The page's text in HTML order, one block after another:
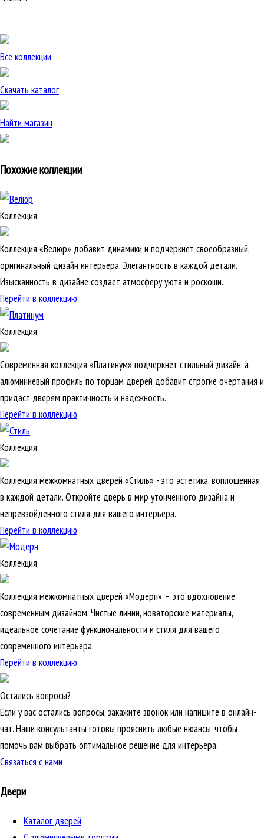
Все коллекции
Скачать каталог
Найти магазин
Похожие коллекции
Коллекция
Коллекция «Велюр» добавит динамики и подчеркнет своеобразный,
оригинальный дизайн интерьера. Элегантность в каждой детали.
Изысканность в дизайне создает атмосферу уюта и роскоши.
Перейти в коллекцию
Коллекция
Современная коллекция «Платинум» подчеркнет стильный дизайн, а
алюминиевый профиль по торцам дверей добавит строгие очертания и
придаст дверям практичность и надежность.
Перейти в коллекцию
Коллекция
Коллекция межкомнатных дверей «Стиль» - это эстетика, воплощенная
в каждой детали. Откройте дверь в мир утонченного дизайна и
непревзойденного стиля для вашего интерьера.
Перейти в коллекцию
Коллекция
Коллекция межкомнатных дверей «Модерн» – это вдохновение
современным дизайном. Чистые линии, новаторские материалы,
идеальное сочетание функциональности и стиля для вашего
современного интерьера.
Перейти в коллекцию
Остались вопросы?
Если у вас остались вопросы, закажите звонок или напишите в онлайн-
чат. Наши консультанты готовы прояснить любые нюансы, чтобы
помочь вам выбрать оптимальное решение для интерьера.
Связаться с нами
Двери
Каталог дверей